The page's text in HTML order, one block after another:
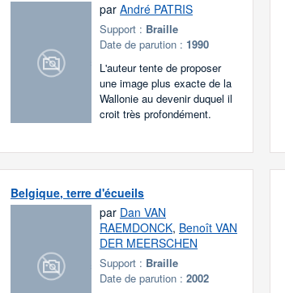
parAndré PATRIS
Support : Braille
Date de parution : 1990
L'auteur tente de proposer
une image plus exacte de la
Wallonie au devenir duquel il
croit très profondément.
Belgique, terre d'écueils
par Dan VAN
RAEMDONCK, Benoît VAN
DER MEERSCHEN
Support : Braille
Date de parution :2002